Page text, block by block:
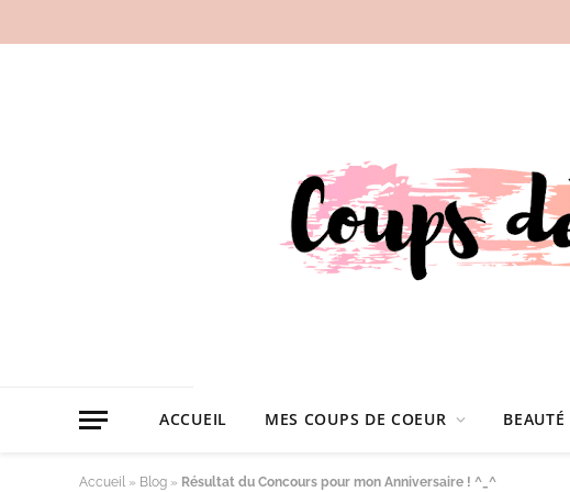
ACCUEIL MES COUPS DE COEUR BEAUTÉ
Accueil » Blog » Résultat du Concours pour mon Anniversaire ! ^_^